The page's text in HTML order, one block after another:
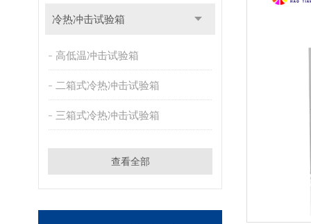
冷热冲击试验箱
高低温冲击试验箱
二箱式冷热冲击试验箱
三箱式冷热冲击试验箱
查看全部